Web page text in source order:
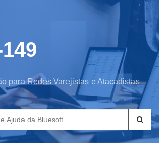
para Redes Varejistas e Atacadistas